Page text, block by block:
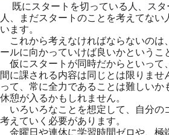
既にスタートを切っている人、スタ
人、まだスタートのことを考えてない
います。
これから考えなければならないのは
ールに向かっていけば良いかというこ
仮にスタートが同時だからといって
間に課される内容は同じとは限りませ
って、常に全力であることは難しいか
休憩が入るかもしれません。
いろいろなことを想定して、自分の
考えていく必要があります。
金曜日や連休に学習時間ゼロや、極